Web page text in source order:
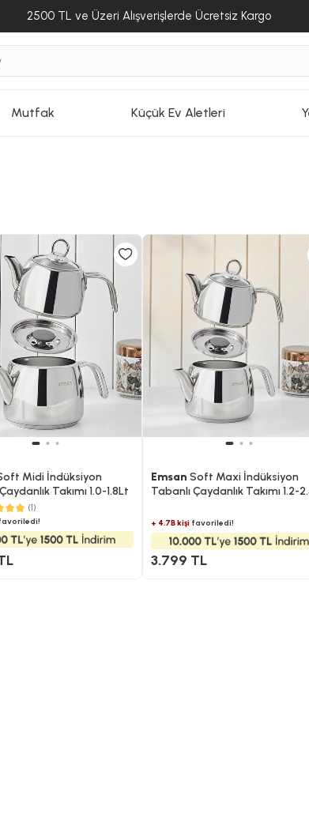
2500 TL ve Üzeri Alışverişlerde Ücretsiz Kargo
Mutfak Küçük Ev Aletleri
Midi İndüksiyon
Takımı 1.0-1.8Lt
(1)
Emsan Soft Maxi İndüksiyon
Tabanlı Çaydanlık Takımı 1.2-
+ 4.7B kişifavoriledi!
3.799 TL